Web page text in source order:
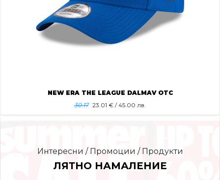
NEW ERA THE LEAGUE DALMAV OTC
30.17 23.01 € / 45.00 лв.
Интересни / Промоции / Продукти
ЛЯТНО НАМАЛЕНИЕ